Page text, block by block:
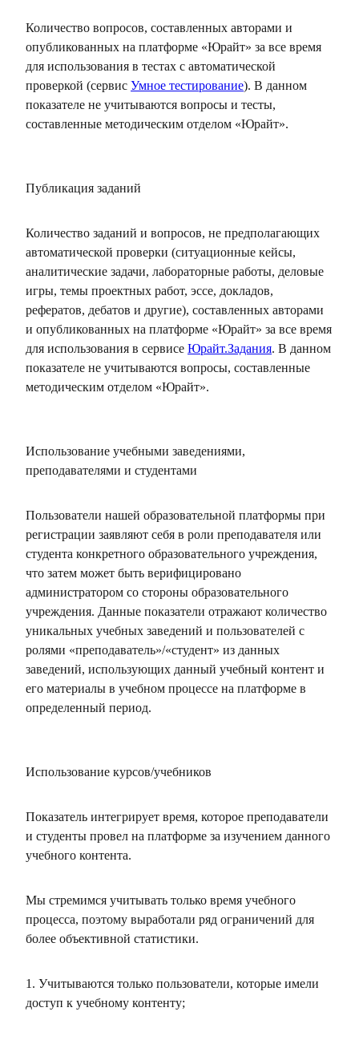
Количество вопросов, составленных авторами и
опубликованных на платформе «Юрайт» за все время
для использования в тестах с автоматической
проверкой (сервис Умное тестирование). В данном
показателе не учитываются вопросы и тесты,
составленные методическим отделом «Юрайт».
Публикация заданий
Количество заданий и вопросов, не предполагающих
автоматической проверки (ситуационные кейсы,
аналитические задачи, лабораторные работы, деловые
игры, темы проектных работ, эссе, докладов,
рефератов, дебатов и другие), составленных авторами
и опубликованных на платформе «Юрайт» за все время
для использования в сервисе Юрайт.Задания. В данном
показателе не учитываются вопросы, составленные
методическим отделом «Юрайт».
Использование учебными заведениями,
преподавателями и студентами
Пользователи нашей образовательной платформы при
регистрации заявляют себя в роли преподавателя или
студента конкретного образовательного учреждения,
что затем может быть верифицировано
администратором со стороны образовательного
учреждения. Данные показатели отражают количество
уникальных учебных заведений и пользователей с
ролями «преподаватель»/«студент» из данных
заведений, использующих данный учебный контент и
его материалы в учебном процессе на платформе в
определенный период.
Использование курсов/учебников
Показатель интегрирует время, которое преподаватели
и студенты провел на платформе за изучением данного
учебного контента.
Мы стремимся учитывать только время учебного
процесса, поэтому выработали ряд ограничений для
более объективной статистики.
1. Учитываются только пользователи, которые имели
доступ к учебному контенту;